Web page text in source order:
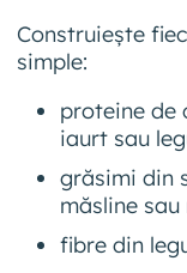
Construiește
simple:
proteine de
iaurt sau
grăsimi din
măsline sau
fibre din